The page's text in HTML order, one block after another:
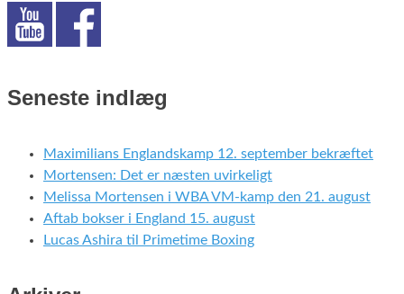
Seneste indlæg
Maximilians Englandskamp 12. september bekræftet
Mortensen: Det er næsten uvirkeligt
Melissa Mortensen i WBA VM-kamp den 21. august
Aftab bokser i England 15. august
Lucas Ashira til Primetime Boxing